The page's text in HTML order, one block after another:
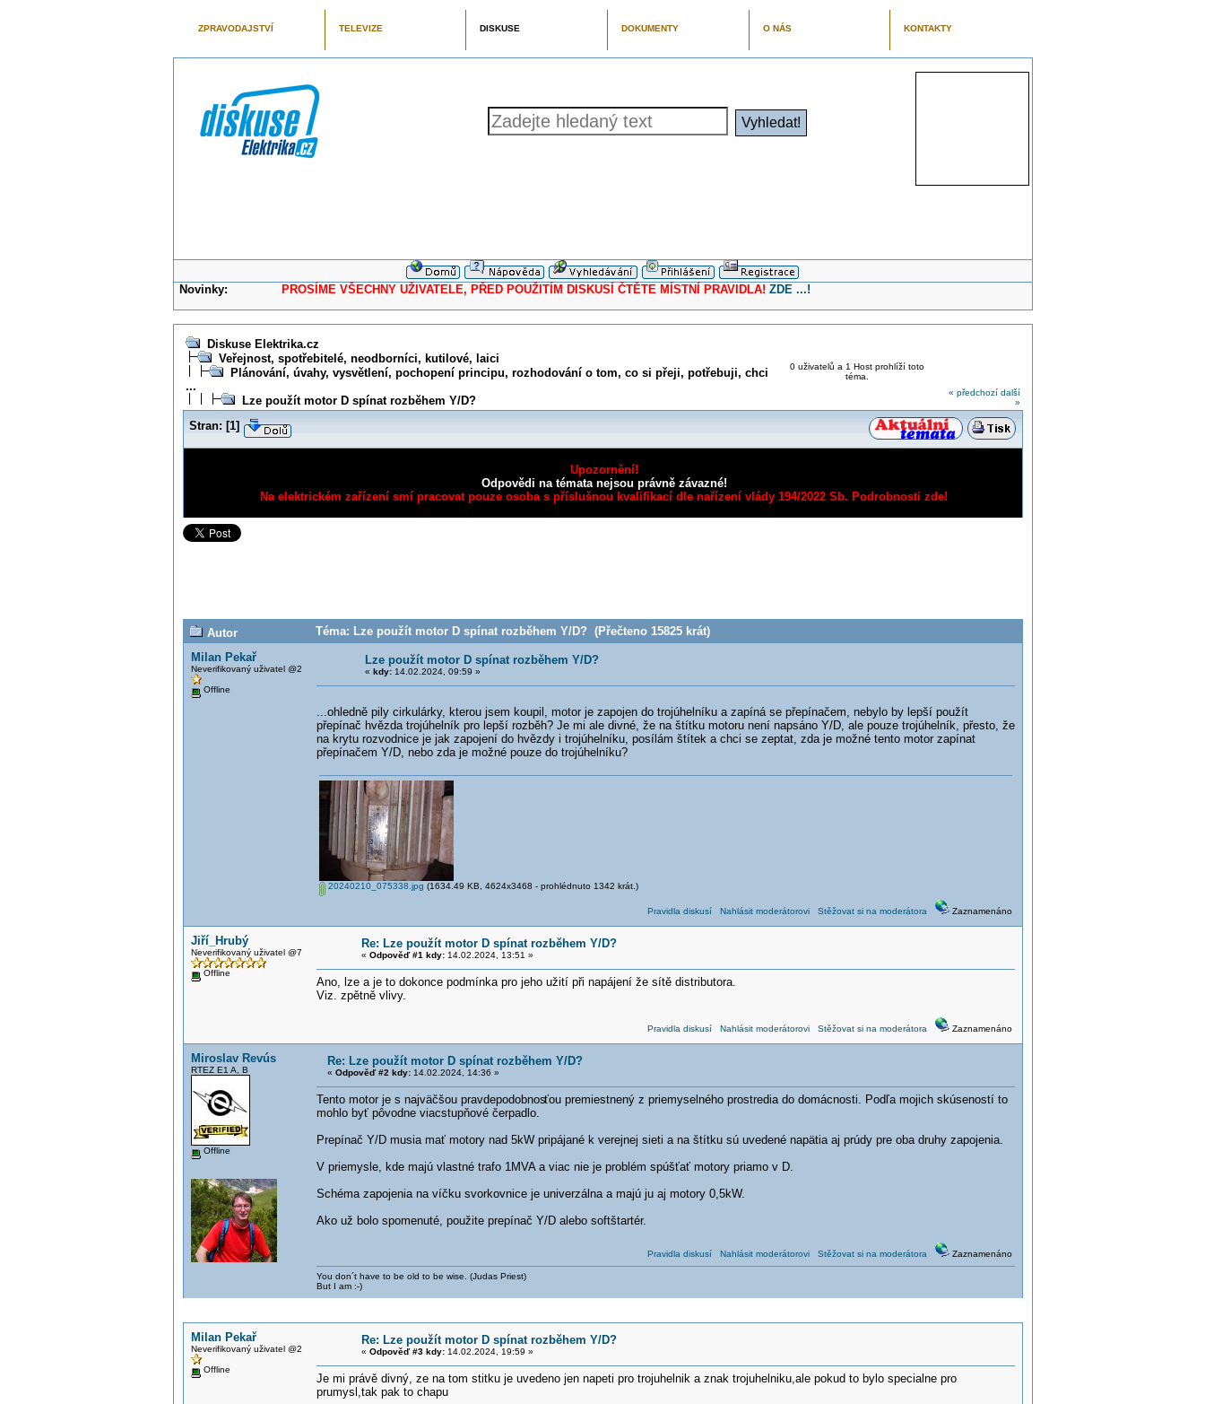
ZPRAVODAJSTVÍ TELEVIZE DISKUSE DOKUMENTY O NÁS KONTAKTY
Novinky: PROSÍME VŠECHNY UŽIVATELE, PŘED POUŽITÍM DISKUSÍ ČTĚTE MÍSTNÍ PRAVIDLA! ZDE ...!
Diskuse Elektrika.cz
Veřejnost, spotřebitelé, neodborníci, kutilové, laici
Plánování, úvahy, vysvětlení, pochopení principu, rozhodování o tom, co si přeji, potřebuji, chci
...
Lze použít motor D spínat rozběhem Y/D?
0 uživatelů a 1 Host prohlíží toto
téma.
« předchozí další
»
Stran: [1]
Upozornění!
Odpovědi na témata nejsou právně závazné!
Na elektrickém zařízení smí pracovat pouze osoba s příslušnou kvalifikací dle nařízení vlády 194/2022 Sb. Podrobnosti zde!
Autor
Téma: Lze použít motor D spínat rozběhem Y/D? (Přečteno 15825 krát)
Milan Pekař
Neverifikovaný uživatel @2
Offline
Lze použít motor D spínat rozběhem Y/D?
« kdy:14.02.2024, 09:59 »
...ohledně pily cirkulárky, kterou jsem koupil, motor je zapojen do trojúhelníku a zapíná se přepínačem, nebylo by lepší použít
přepínač hvězda trojúhelník pro lepší rozběh? Je mi ale divné, že na štítku motoru není napsáno Y/D, ale pouze trojúhelník, přesto, že
na krytu rozvodnice je jak zapojení do hvězdy i trojúhelníku, posílám štítek a chci se zeptat, zda je možné tento motor zapínat
přepínačem Y/D, nebo zda je možné pouze do trojúhelníku?
20240210_075338.jpg (1634.49 KB, 4624x3468 - prohlédnuto 1342 krát.)
Pravidla diskusí Nahlásit moderátorovi Stěžovat si na moderátora Zaznamenáno
Jiří_Hrubý
Neverifikovaný uživatel @7
Offline
Re: Lze použít motor D spínat rozběhem Y/D?
« Odpověď #1 kdy:14.02.2024, 13:51 »
Ano, lze a je to dokonce podmínka pro jeho užití při napájení že sítě distributora.
Viz. zpětně vlivy.
Pravidla diskusí Nahlásit moderátorovi Stěžovat si na moderátora Zaznamenáno
Miroslav Revús
RTEZ E1 A, B
Offline
Re: Lze použít motor D spínat rozběhem Y/D?
« Odpověď #2 kdy:14.02.2024, 14:36 »
Tento motor je s najväčšou pravdepodobnosťou premiestnený z priemyselného prostredia do domácnosti. Podľa mojich skúseností to
mohlo byť pôvodne viacstupňové čerpadlo.
Prepínač Y/D musia mať motory nad 5kW pripájané k verejnej sieti a na štítku sú uvedené napätia aj prúdy pre oba druhy zapojenia.
V priemysle, kde majú vlastné trafo 1MVA a viac nie je problém spúšťať motory priamo v D.
Schéma zapojenia na víčku svorkovnice je univerzálna a majú ju aj motory 0,5kW.
Ako už bolo spomenuté, použite prepínač Y/D alebo softštartér.
Pravidla diskusí Nahlásit moderátorovi Stěžovat si na moderátora Zaznamenáno
You don´t have to be old to be wise. (Judas Priest)
But I am :-)
Milan Pekař
Neverifikovaný uživatel @2
Offline
Re: Lze použít motor D spínat rozběhem Y/D?
« Odpověď #3 kdy:14.02.2024, 19:59 »
Je mi právě divný, ze na tom stitku je uvedeno jen napeti pro trojuhelnik a znak trojuhelniku,ale pokud to bylo specialne pro
prumysl,tak pak to chapu